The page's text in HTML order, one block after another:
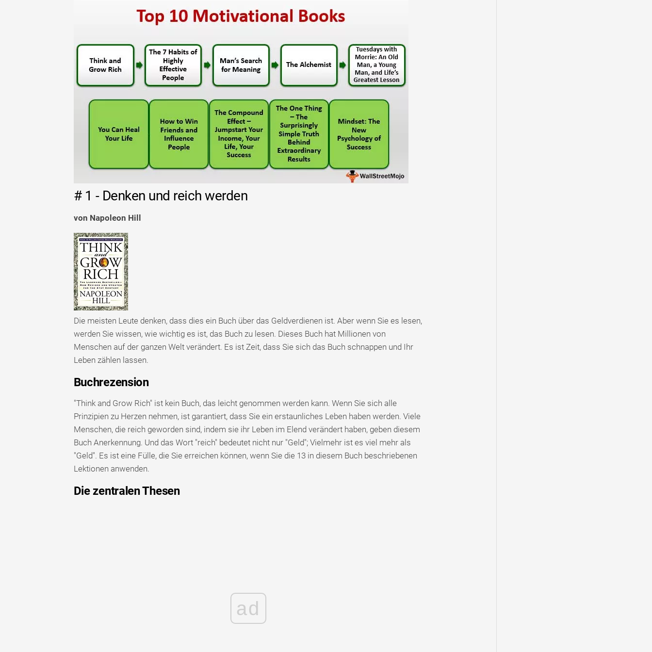
# 1 - Denken und reich werden
von Napoleon Hill
Die meisten Leute denken, dass dies ein Buch über das Geldverdienen ist. Aber wenn Sie es lesen,
werden Sie wissen, wie wichtig es ist, das Buch zu lesen. Dieses Buch hat Millionen von
Menschen auf der ganzen Welt verändert. Es ist Zeit, dass Sie sich das Buch schnappen und Ihr
Leben zählen lassen.
Buchrezension
"Think and Grow Rich" ist kein Buch, das leicht genommen werden kann. Wenn Sie sich alle
Prinzipien zu Herzen nehmen, ist garantiert, dass Sie ein erstaunliches Leben haben werden. Viele
Menschen, die reich geworden sind, indem sie ihr Leben im Elend verändert haben, geben diesem
Buch Anerkennung. Und das Wort "reich" bedeutet nicht nur "Geld"; Vielmehr ist es viel mehr als
"Geld". Es ist eine Fülle, die Sie erreichen können, wenn Sie die 13 in diesem Buch beschriebenen
Lektionen anwenden.
Die zentralen Thesen
ad